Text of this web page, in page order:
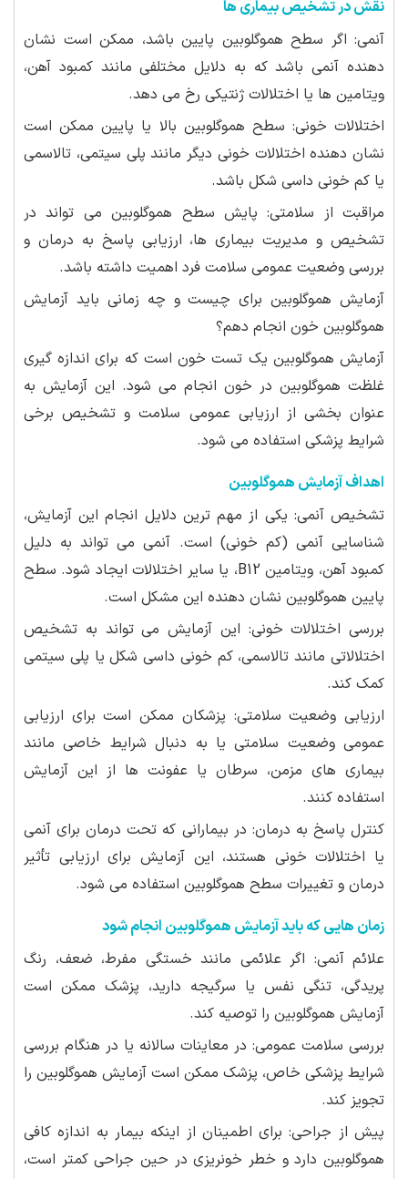
نقش در تشخیص بیماری ها
آنمی: اگر سطح هموگلوبین پایین باشد، ممکن است نشان
دهنده آنمی باشد که به دلایل مختلفی مانند کمبود آهن،
ویتامین ها یا اختلالات ژنتیکی رخ می دهد.
اختلالات خونی: سطح هموگلوبین بالا یا پایین ممکن است
نشان دهنده اختلالات خونی دیگر مانند پلی سیتمی، تالاسمی
یا کم خونی داسی شکل باشد.
مراقبت از سلامتی: پایش سطح هموگلوبین می تواند در
تشخیص و مدیریت بیماری ها، ارزیابی پاسخ به درمان و
بررسی وضعیت عمومی سلامت فرد اهمیت داشته باشد.
آزمایش هموگلوبین برای چیست و چه زمانی باید آزمایش
هموگلوبین خون انجام دهم؟
آزمایش هموگلوبین یک تست خون است که برای اندازه گیری
غلظت هموگلوبین در خون انجام می شود. این آزمایش به
عنوان بخشی از ارزیابی عمومی سلامت و تشخیص برخی
شرایط پزشکی استفاده می شود.
اهداف آزمایش هموگلوبین
تشخیص آنمی: یکی از مهم ترین دلایل انجام این آزمایش،
شناسایی آنمی (کم خونی) است. آنمی می تواند به دلیل
کمبود آهن، ویتامین B12، یا سایر اختلالات ایجاد شود. سطح
پایین هموگلوبین نشان دهنده این مشکل است.
بررسی اختلالات خونی: این آزمایش می تواند به تشخیص
اختلالاتی مانند تالاسمی، کم خونی داسی شکل یا پلی سیتمی
کمک کند.
ارزیابی وضعیت سلامتی: پزشکان ممکن است برای ارزیابی
عمومی وضعیت سلامتی یا به دنبال شرایط خاصی مانند
بیماری های مزمن، سرطان یا عفونت ها از این آزمایش
استفاده کنند.
کنترل پاسخ به درمان: در بیمارانی که تحت درمان برای آنمی
یا اختلالات خونی هستند، این آزمایش برای ارزیابی تأثیر
درمان و تغییرات سطح هموگلوبین استفاده می شود.
زمان هایی که باید آزمایش هموگلوبین انجام شود
علائم آنمی: اگر علائمی مانند خستگی مفرط، ضعف، رنگ
پریدگی، تنگی نفس یا سرگیجه دارید، پزشک ممکن است
آزمایش هموگلوبین را توصیه کند.
بررسی سلامت عمومی: در معاینات سالانه یا در هنگام بررسی
شرایط پزشکی خاص، پزشک ممکن است آزمایش هموگلوبین را
تجویز کند.
پیش از جراحی: برای اطمینان از اینکه بیمار به اندازه کافی
هموگلوبین دارد و خطر خونریزی در حین جراحی کمتر است،